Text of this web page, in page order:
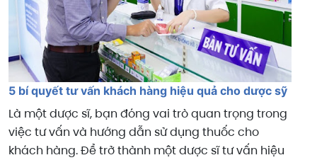
5 bí quyết tư vấn khách hàng hiệu quả cho dược sỹ
Là một dược sĩ, bạn đóng vai trò quan trọng trong
việc tư vấn và hướng dẫn sử dụng thuốc cho
khách hàng. Để trở thành một dược sĩ tư vấn hiệu